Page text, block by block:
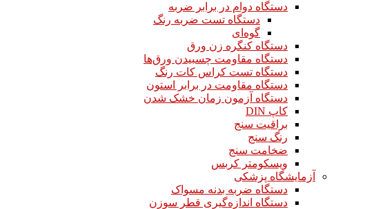
دستگاه دوام در برابر ضربه
دستگاه تست ضربه رنگ
گوه‌ای
دستگاه کنگره زن ورق
دستگاه مقاومت چسبیدن ورق‌ها
دستگاه تست کراس کات رنگ
دستگاه مقاومت در برابر استون
دستگاه آزمون زمان خشک شدن
کاپ DIN
براقیت سنج
رنگ سنج
ضخامت سنج
ویسکومتر کربس
آزمایشگاه پزشکی
دستگاه ضربه بدنه مسواک
دستگاه اندازه‌گیری قطر سوزن